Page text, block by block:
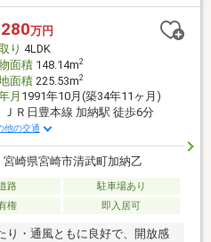
万円
り 4LDK
面積148.14m2
面積225.53m2
月 1991年10月(築34年11ヶ月)
ＪＲ日豊本線 加納駅 徒歩6分
他の交通
宮崎県宮崎市清武町加納乙
路
駐車場あり
権 即入居可
り・通風ともに良好で、開放感